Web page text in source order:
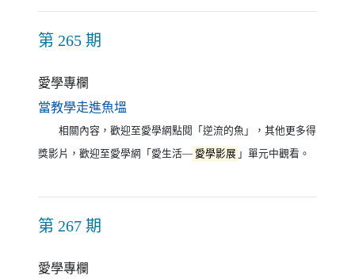
第 265 期
愛學專欄
當教學走進魚塭
相關內容，歡迎至愛學網點閱「逆流的魚」，其他更多得
獎影片，歡迎至愛學網「愛生活— 愛學影展 」單元中觀看。
第 267 期
愛學專欄